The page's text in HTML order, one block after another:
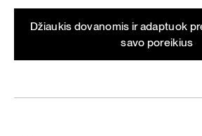
Džiaukis dovanomis ir adaptuok
savo poreikius